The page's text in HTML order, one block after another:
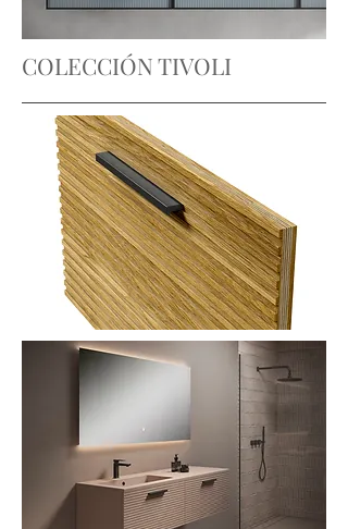
COLECCIÓN TIVOLI